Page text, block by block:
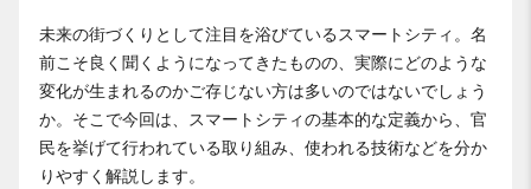
未来の街づくりとして注目を浴びているスマートシティ。名
前こそ良く聞くようになってきたものの、実際にどのような
変化が生まれるのかご存じない方は多いのではないでしょう
か。そこで今回は、スマートシティの基本的な定義から、官
民を挙げて行われている取り組み、使われる技術などを分か
りやすく解説します。